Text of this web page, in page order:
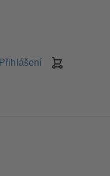
Přihlášení